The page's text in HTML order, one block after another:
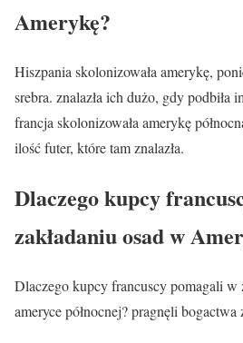
Amerykę?
Hiszpania skolonizowała amerykę,
srebra. znalazła ich dużo, gdy podbiła
francja skolonizowała amerykę
ilość futer, które tam znalazła.
Dlaczego kupcy
zakładaniu osad w
Dlaczego kupcy francuscy pomagali w
ameryce północnej? pragnęli